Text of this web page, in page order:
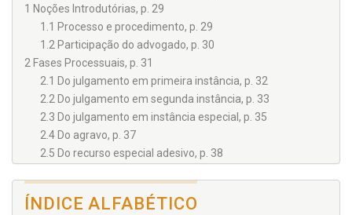
1 Noções Introdutórias, p. 29
1.1 Processo e procedimento, p. 29
1.2 Participação do advogado, p. 30
2 Fases Processuais, p. 31
2.1 Do julgamento em primeira instância, p. 32
2.2 Do julgamento em segunda instância, p. 33
2.3 Do julgamento em instância especial, p. 35
2.4 Do agravo, p. 37
2.5 Do recurso especial adesivo, p. 38
2.8 Da desistência do recurso administrativo, p. 41
ÍNDICE ALFABÉTICO